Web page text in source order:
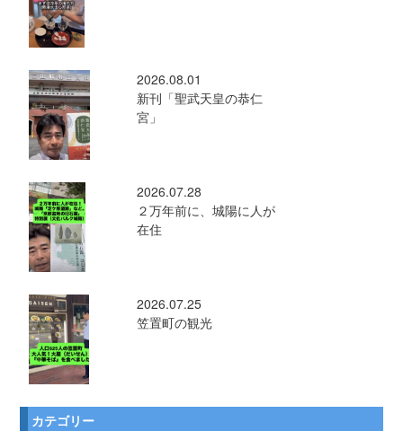
2026.08.01
新刊「聖武天皇の恭仁
宮」
2026.07.28
２万年前に、城陽に人が
在住
2026.07.25
笠置町の観光
カテゴリー